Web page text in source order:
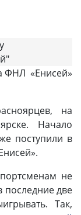
ФНЛ «Енисей»
на
Начало
поступили в
не
последние две
Так,